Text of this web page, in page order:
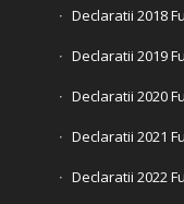
Declaratii 2018
Declaratii 2019
Declaratii 2020
Declaratii 2021
Declaratii 2022